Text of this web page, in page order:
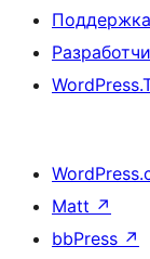
Поддержка
Matt ↗
bbPress ↗